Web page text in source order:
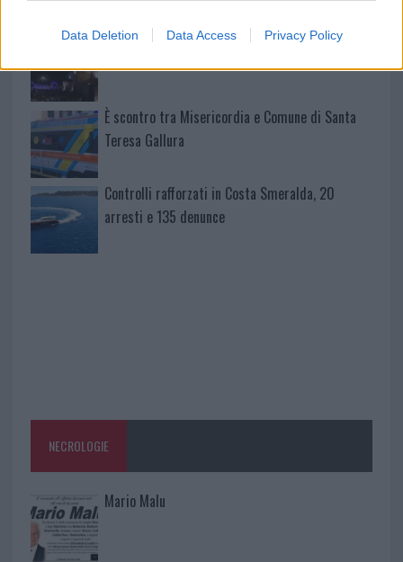
Data Deletion Data Access Privacy Policy
Cannigione celebra la cultura gallurese con il
“Poker letterario”
È scontro tra Misericordia e Comune di Santa
Teresa Gallura
Controlli rafforzati in Costa Smeralda, 20
arresti e 135 denunce
NECROLOGIE
Mario Malu